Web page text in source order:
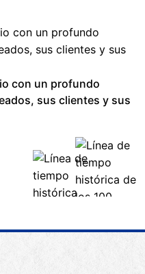
con un profundo
sus clientes y sus
con un profundo
sus clientes y sus